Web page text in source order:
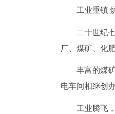
工业重镇
二十世纪
厂、煤矿、化
丰富的煤
电车间相继创
工业腾飞